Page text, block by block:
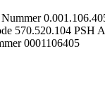
570.520.104 PSH
0001106405